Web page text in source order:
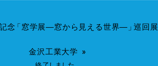
念「窓学展―窓から見える世界― 」巡回展
金沢工業大学